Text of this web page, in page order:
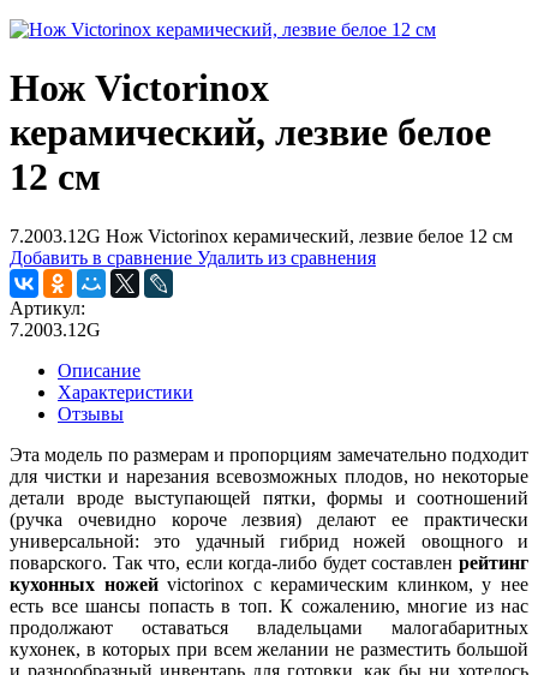
Нож Victorinox
керамический, лезвие белое
12 см
7.2003.12G Нож Victorinox керамический, лезвие белое 12 см
Добавить в сравнение Удалить из сравнения
Артикул:
7.2003.12G
Описание
Характеристики
Отзывы
Эта модель по размерам и пропорциям замечательно подходит
для чистки и нарезания всевозможных плодов, но некоторые
детали вроде выступающей пятки, формы и соотношений
(ручка очевидно короче лезвия) делают ее практически
универсальной: это удачный гибрид ножей овощного и
поварского. Так что, если когда-либо будет составлен рейтинг
кухонных ножейvictorinox с керамическим клинком, у нее
есть все шансы попасть в топ. К сожалению, многие из нас
продолжают оставаться владельцами малогабаритных
кухонек, в которых при всем желании не разместить большой
и разнообразный инвентарь для готовки, как бы ни хотелось